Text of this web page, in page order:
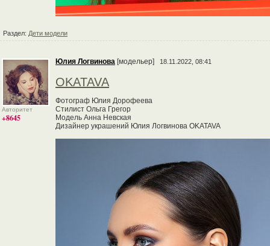
Раздел: Дети модели
Авторитет
+8645
Юлия Логвинова [модельер] 18.11.2022, 08:41
OKATAVA
Фотограф Юлия Дорофеева
Стилист Ольга Грегор
Модель Анна Невская
Дизайнер украшений Юлия Логвинова OKATAVA